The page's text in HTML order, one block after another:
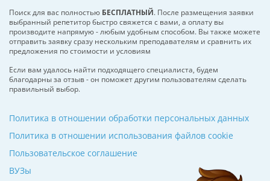
Поиск для вас полностью БЕСПЛАТНЫЙ. После размещения заявки
выбранный репетитор быстро свяжется с вами, а оплату вы
производите напрямую - любым удобным способом. Вы также можете
отправить заявку сразу нескольким преподавателям и сравнить их
предложения по стоимости и условиям
Если вам удалось найти подходящего специалиста, будем
благодарны за отзыв - он поможет другим пользователям сделать
правильный выбор.
ВУЗы
Политика в отношении обработки персональных данных
Политика в отношении использования файлов cookie
Пользовательское соглашение